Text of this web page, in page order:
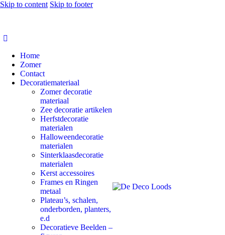
Skip to content Skip to footer
Home
Zomer
Contact
Decoratiemateriaal
Zomer decoratie
materiaal
Zee decoratie artikelen
Herfstdecoratie
materialen
Halloweendecoratie
materialen
Sinterklaasdecoratie
materialen
Kerst accessoires
Frames en Ringen
metaal
Plateau’s, schalen,
onderborden, planters,
e.d
Decoratieve Beelden –